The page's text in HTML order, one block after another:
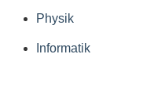
Physik
Informatik